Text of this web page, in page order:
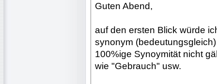
Guten Abend,
auf den ersten Blick würde
synonym
100%ige Synoymität nicht
wie "Gebrauch" usw.